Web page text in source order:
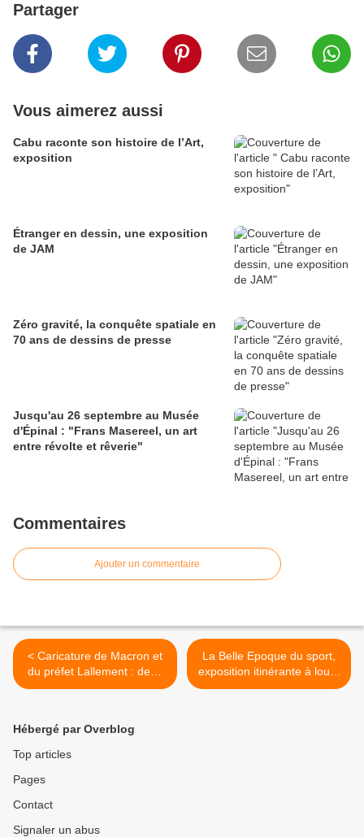
Partager
Vous aimerez aussi
Cabu raconte son histoire de l’Art,
exposition
Étranger en dessin, une exposition
de JAM
Zéro gravité, la conquête spatiale en
70 ans de dessins de presse
Jusqu'au 26 septembre au Musée
d'Épinal : "Frans Masereel, un art
entre révolte et rêverie"
Commentaires
Ajouter un commentaire
< Caricature de Macron et
du préfet Lallement : deux
"gilets jaunes" relaxés
La Belle Epoque du sport,
exposition itinérante à louer
(imprimer) >
Hébergé par Overblog
Top articles
Pages
Contact
Signaler un abus